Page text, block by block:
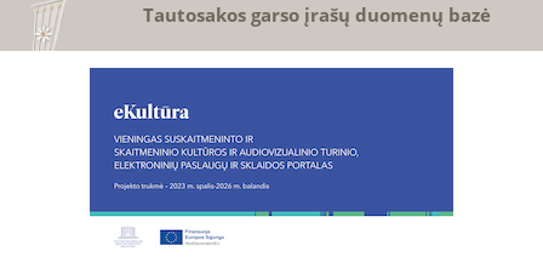
Tautosakos garso įrašų duomenų bazė